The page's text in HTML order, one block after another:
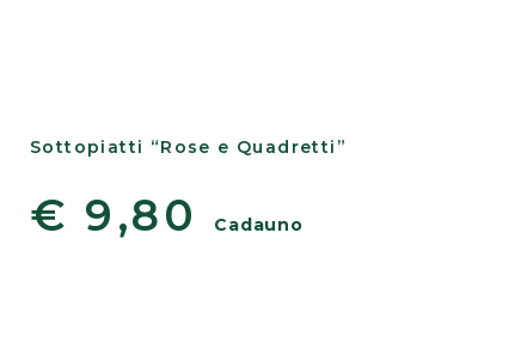
Sottopiatti “Rose e Quadretti”
€ 9,80 Cadauno